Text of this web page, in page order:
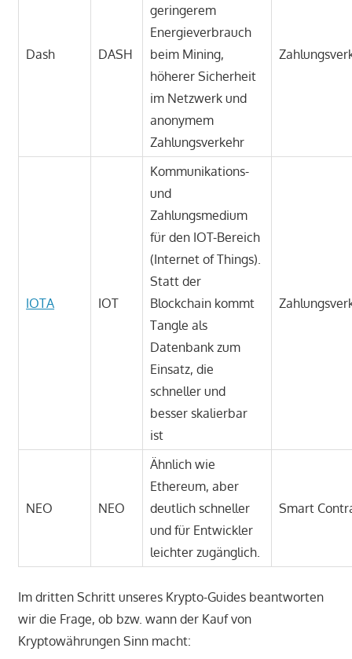
Dash DASH
geringerem
Energieverbrauch
beim Mining,
höherer Sicherheit
im Netzwerk und
anonymem
Zahlungsverkehr
IOTA IOT
Kommunikations-
und
Zahlungsmedium
für den IOT-Bereich
(Internet of Things).
Statt der
Blockchain kommt
Tangle als
Datenbank zum
Einsatz, die
schneller und
besser skalierbar
ist
NEO NEO
Ähnlich wie
Ethereum, aber
deutlich schneller
und für Entwickler
leichter zugänglich.
Smart
Im dritten Schritt unseres Krypto-Guides beantworten
wir die Frage, ob bzw. wann der Kauf von
Kryptowährungen Sinn macht: